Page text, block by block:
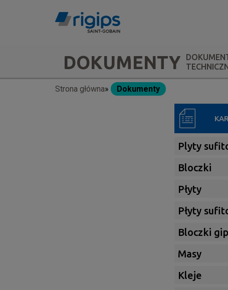
navigation
DOKUMENTY
Ścieżka
Strona główna Dokumenty
Plyty
Bloczki
Płyty
Płyty
Bloczki
Masy
Kleje